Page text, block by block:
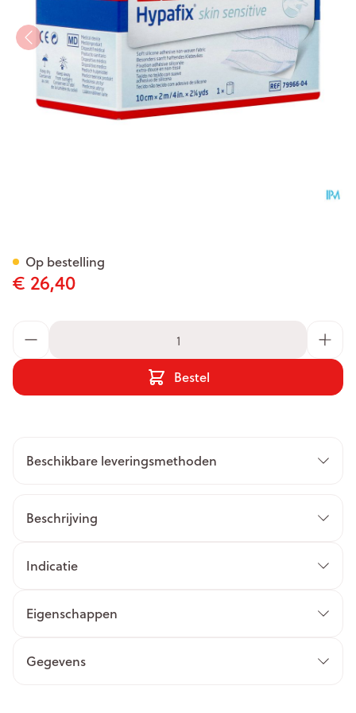
€ 26,40
Bestel
Op bestelling
Beschikbare leveringsmethoden
Beschrijving
Indicatie
Eigenschappen
Gegevens